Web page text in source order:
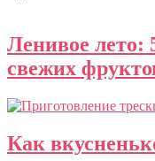
Ленивое лето:
свежих
Как